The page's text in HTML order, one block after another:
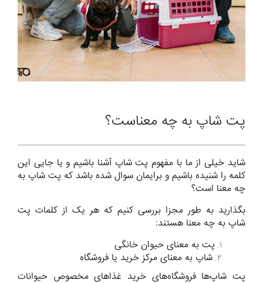
پت شاپ به چه معناست؟
شاید خیلی از ما با مفهوم پت شاپ آشنا باشیم و یا جایی این
کلمه را شنیده باشیم و برایمان سوال شده باشد که پت شاپ به
چه معنا است؟
بگذارید به طور مجزا بررسی کنیم که هر یک از کلمات پت
شاپ به چه معنا هستند:
پت به معنای حیوان خانگی
شاپ به معنای مرکز خرید یا فروشگاه
پت شاپ‌ها فروشگاه‌های خرید غذا‌های مخصوص حیوانات